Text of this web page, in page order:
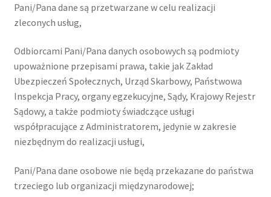
Pani/Pana dane są przetwarzane w celu realizacji
zleconych usług,
Odbiorcami Pani/Pana danych osobowych są podmioty
upoważnione przepisami prawa, takie jak Zakład
Ubezpieczeń Społecznych, Urząd Skarbowy, Państwowa
Inspekcja Pracy, organy egzekucyjne, Sądy, Krajowy Rejestr
Sądowy, a także podmioty świadczące usługi
współpracujące z Administratorem, jedynie w zakresie
niezbędnym do realizacji usługi,
Pani/Pana dane osobowe nie będą przekazane do państwa
trzeciego lub organizacji międzynarodowej;